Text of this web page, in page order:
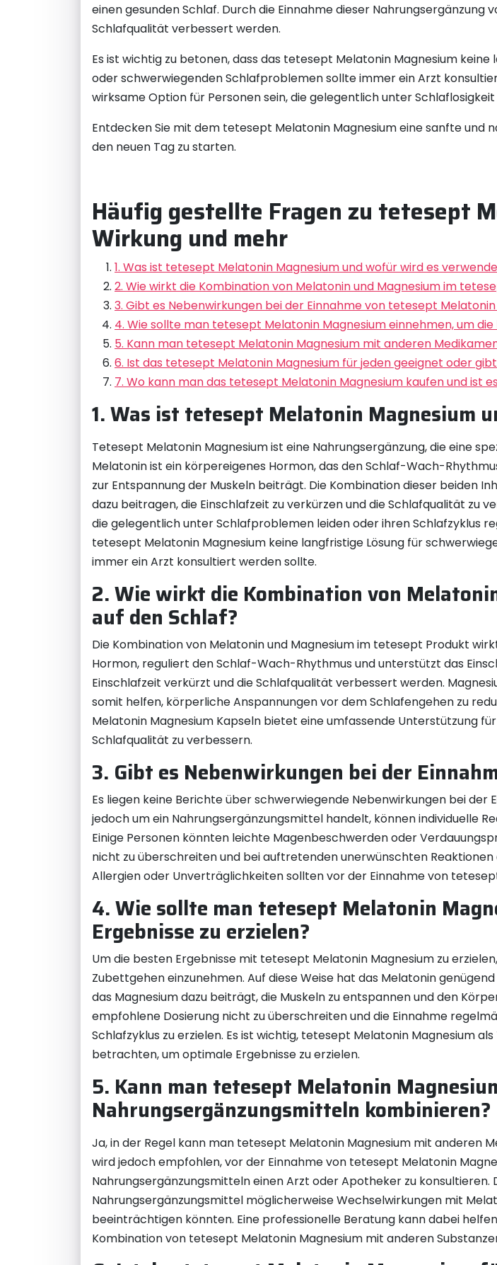
einen gesunden Schlaf. Durch die Einnahme dieser
Schlafqualität verbessert werden.
Es ist wichtig zu betonen, dass das tetesept Melatonin Magnesium
oder schwerwiegenden Schlafproblemen sollte immer ein Arzt
wirksame Option für Personen sein, die gelegentlich unter
Entdecken Sie mit dem tetesept Melatonin Magnesium eine sanfte und
den neuen Tag zu starten.
Häufig gestellte Fragen zu tetesept
Wirkung und mehr
1. Was ist tetesept Melatonin Magnesium und wofür wird es
2. Wie wirkt die Kombination von Melatonin und Magnesium im
3. Gibt es Nebenwirkungen bei der Einnahme von tetesept
4. Wie sollte man tetesept Melatonin Magnesium einnehmen, um
5. Kann man tetesept Melatonin Magnesium mit anderen
6. Ist das tetesept Melatonin Magnesium für jeden geeignet oder
7. Wo kann man das tetesept Melatonin Magnesium kaufen und ist
1. Was ist tetesept Melatonin Magnesium
Tetesept Melatonin Magnesium ist eine Nahrungsergänzung, die eine
Melatonin ist ein körpereigenes Hormon, das den Schlaf-Wach-
zur Entspannung der Muskeln beiträgt. Die Kombination dieser beiden
dazu beitragen, die Einschlafzeit zu verkürzen und die Schlafqualität zu
die gelegentlich unter Schlafproblemen leiden oder ihren Schlafzyklus
tetesept Melatonin Magnesium keine langfristige Lösung für
immer ein Arzt konsultiert werden sollte.
2. Wie wirkt die Kombination von
auf den Schlaf?
Die Kombination von Melatonin und Magnesium im tetesept Produkt
Hormon, reguliert den Schlaf-Wach-Rhythmus und unterstützt das
Einschlafzeit verkürzt und die Schlafqualität verbessert werden.
somit helfen, körperliche Anspannungen vor dem Schlafengehen zu
Melatonin Magnesium Kapseln bietet eine umfassende Unterstützung
Schlafqualität zu verbessern.
3. Gibt es Nebenwirkungen bei der
Es liegen keine Berichte über schwerwiegende Nebenwirkungen bei
jedoch um ein Nahrungsergänzungsmittel handelt, können individuelle
Einige Personen könnten leichte Magenbeschwerden oder
nicht zu überschreiten und bei auftretenden unerwünschten
Allergien oder Unverträglichkeiten sollten vor der Einnahme von
4. Wie sollte man tetesept Melatonin
Ergebnisse zu erzielen?
Um die besten Ergebnisse mit tetesept Melatonin Magnesium zu
Zubettgehen einzunehmen. Auf diese Weise hat das Melatonin
das Magnesium dazu beiträgt, die Muskeln zu entspannen und den
empfohlene Dosierung nicht zu überschreiten und die Einnahme
Schlafzyklus zu erzielen. Es ist wichtig, tetesept Melatonin Magnesium
betrachten, um optimale Ergebnisse zu erzielen.
5. Kann man tetesept Melatonin
Nahrungsergänzungsmitteln kombinieren?
Ja, in der Regel kann man tetesept Melatonin Magnesium mit anderen
wird jedoch empfohlen, vor der Einnahme von tetesept Melatonin
Nahrungsergänzungsmitteln einen Arzt oder Apotheker zu
Nahrungsergänzungsmittel möglicherweise Wechselwirkungen mit
beeinträchtigen könnten. Eine professionelle Beratung kann dabei
Kombination von tetesept Melatonin Magnesium mit anderen